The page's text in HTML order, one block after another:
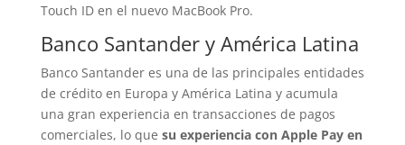
Touch ID en el nuevo MacBook Pro.
Banco Santander y América Latina
Banco Santander es una de las principales entidades
de crédito en Europa y América Latina y acumula
una gran experiencia en transacciones de pagos
comerciales, lo que su experiencia con Apple Pay en